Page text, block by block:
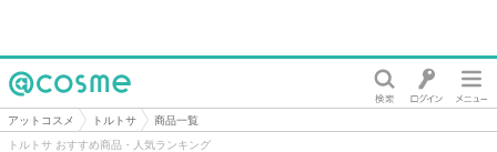
@cosme
アットコスメ トルトサ
商品一覧
トルトサ おすすめ商品・人気ランキング